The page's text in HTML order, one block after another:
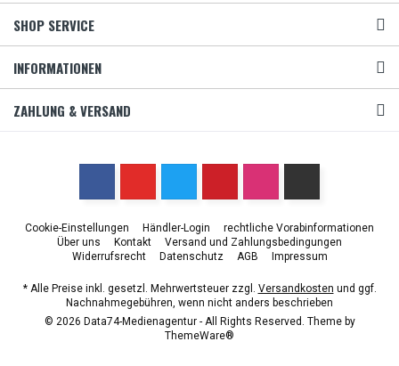
SHOP SERVICE
INFORMATIONEN
ZAHLUNG & VERSAND
Cookie-Einstellungen Händler-Login
rechtliche Vorabinformationen
Über uns
Kontakt
Versand und Zahlungsbedingungen
Widerrufsrecht
Datenschutz AGB Impressum
* Alle Preise inkl. gesetzl. Mehrwertsteuer zzgl. Versandkosten und ggf.
Nachnahmegebühren, wenn nicht anders beschrieben
© 2026 Data74-Medienagentur - All Rights Reserved. Theme by
ThemeWare®